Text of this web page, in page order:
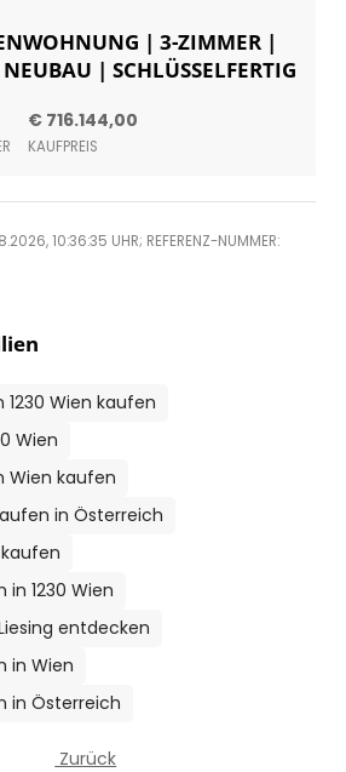
| 3-ZIMMER |
| SCHLÜSSELFERTIG
€ 716.144,00
KAUFPREIS
10:36:35 UHR; REFERENZ-NUMMER:
Wien kaufen
Wien
Wien kaufen
in Österreich
1230 Wien
entdecken
in Wien
in Österreich
Zurück